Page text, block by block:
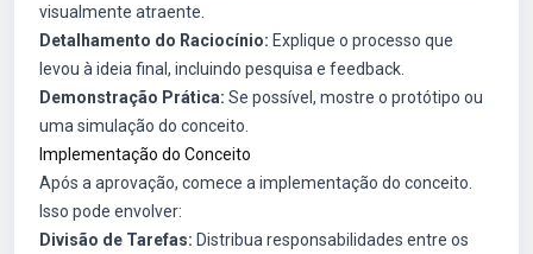
visualmente atraente.
Detalhamento do Raciocínio: Explique o processo que
levou à ideia final, incluindo pesquisa e feedback.
Demonstração Prática: Se possível, mostre o protótipo ou
uma simulação do conceito.
Implementação do Conceito
Após a aprovação, comece a implementação do conceito.
Isso pode envolver:
Divisão de Tarefas: Distribua responsabilidades entre os